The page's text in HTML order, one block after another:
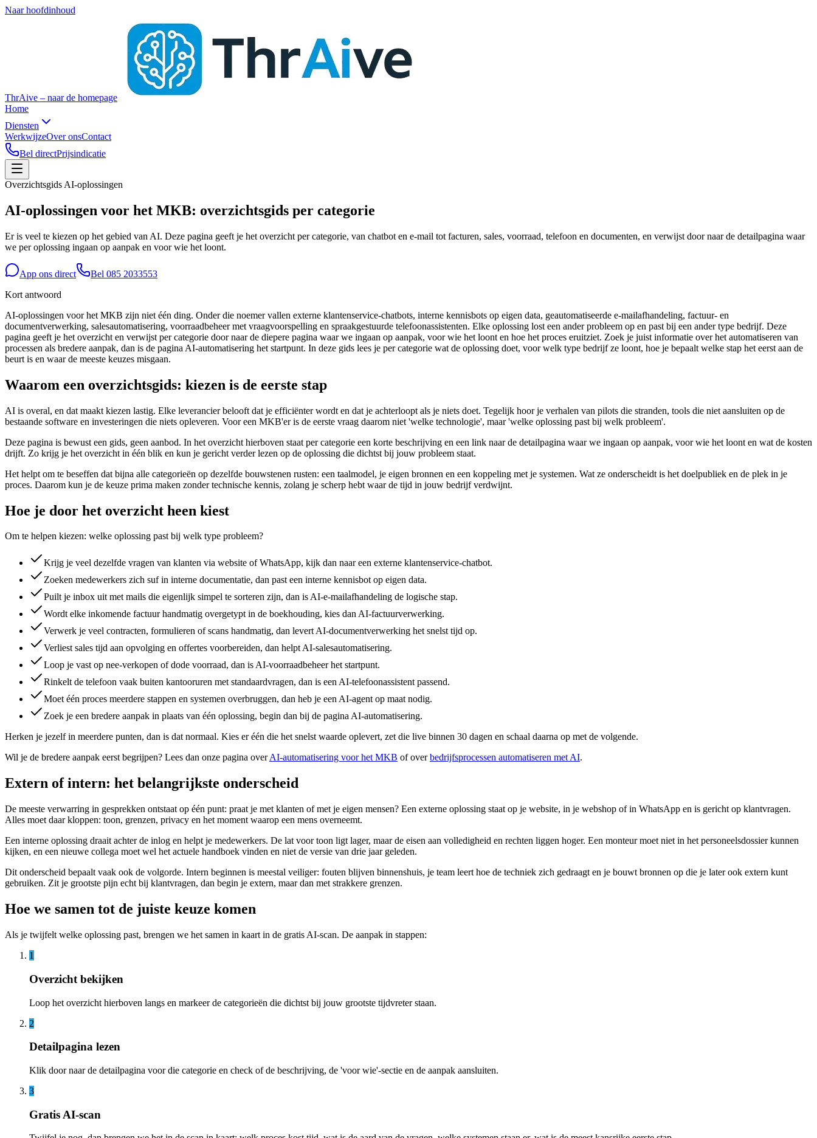
Naar hoofdinhoud
ThrAive – naar de homepage
Home
Diensten
WerkwijzeOver onsContact
Bel directPrijsindicatie
Overzichtsgids AI-oplossingen
AI-oplossingen voor het MKB: overzichtsgids per categorie
Er is veel te kiezen op het gebied van AI. Deze pagina geeft je het overzicht per categorie, van chatbot en e-mail tot facturen, sales, voorraad, telefoon en documenten, en verwijst door naar de detailpagina waar
we per oplossing ingaan op aanpak en voor wie het loont.
App ons direct Bel 085 2033553
Kort antwoord
AI-oplossingen voor het MKB zijn niet één ding. Onder die noemer vallen externe klantenservice-chatbots, interne kennisbots op eigen data, geautomatiseerde e-mailafhandeling, factuur- en
documentverwerking, salesautomatisering, voorraadbeheer met vraagvoorspelling en spraakgestuurde telefoonassistenten. Elke oplossing lost een ander probleem op en past bij een ander type bedrijf. Deze
pagina geeft je het overzicht en verwijst per categorie door naar de diepere pagina waar we ingaan op aanpak, voor wie het loont en hoe het proces eruitziet. Zoek je juist informatie over het automatiseren van
processen als bredere aanpak, dan is de pagina AI-automatisering het startpunt. In deze gids lees je per categorie wat de oplossing doet, voor welk type bedrijf ze loont, hoe je bepaalt welke stap het eerst aan de
beurt is en waar de meeste keuzes misgaan.
Waarom een overzichtsgids: kiezen is de eerste stap
AI is overal, en dat maakt kiezen lastig. Elke leverancier belooft dat je efficiënter wordt en dat je achterloopt als je niets doet. Tegelijk hoor je verhalen van pilots die stranden, tools die niet aansluiten op de
bestaande software en investeringen die niets opleveren. Voor een MKB'er is de eerste vraag daarom niet 'welke technologie', maar 'welke oplossing past bij welk probleem'.
Deze pagina is bewust een gids, geen aanbod. In het overzicht hierboven staat per categorie een korte beschrijving en een link naar de detailpagina waar we ingaan op aanpak, voor wie het loont en wat de kosten
drijft. Zo krijg je het overzicht in één blik en kun je gericht verder lezen op de oplossing die dichtst bij jouw probleem staat.
Het helpt om te beseffen dat bijna alle categorieën op dezelfde bouwstenen rusten: een taalmodel, je eigen bronnen en een koppeling met je systemen. Wat ze onderscheidt is het doelpubliek en de plek in je
proces. Daarom kun je de keuze prima maken zonder technische kennis, zolang je scherp hebt waar de tijd in jouw bedrijf verdwijnt.
Hoe je door het overzicht heen kiest
Om te helpen kiezen: welke oplossing past bij welk type probleem?
Krijg je veel dezelfde vragen van klanten via website of WhatsApp, kijk dan naar een externe klantenservice-chatbot.
Zoeken medewerkers zich suf in interne documentatie, dan past een interne kennisbot op eigen data.
Puilt je inbox uit met mails die eigenlijk simpel te sorteren zijn, dan is AI-e-mailafhandeling de logische stap.
Wordt elke inkomende factuur handmatig overgetypt in de boekhouding, kies dan AI-factuurverwerking.
Verwerk je veel contracten, formulieren of scans handmatig, dan levert AI-documentverwerking het snelst tijd op.
Verliest sales tijd aan opvolging en offertes voorbereiden, dan helpt AI-salesautomatisering.
Loop je vast op nee-verkopen of dode voorraad, dan is AI-voorraadbeheer het startpunt.
Rinkelt de telefoon vaak buiten kantooruren met standaardvragen, dan is een AI-telefoonassistent passend.
Moet één proces meerdere stappen en systemen overbruggen, dan heb je een AI-agent op maat nodig.
Zoek je een bredere aanpak in plaats van één oplossing, begin dan bij de pagina AI-automatisering.
Herken je jezelf in meerdere punten, dan is dat normaal. Kies er één die het snelst waarde oplevert, zet die live binnen 30 dagen en schaal daarna op met de volgende.
Wil je de bredere aanpak eerst begrijpen? Lees dan onze pagina overAI-automatisering voor het MKB of overbedrijfsprocessen automatiseren met AI.
Extern of intern: het belangrijkste onderscheid
De meeste verwarring in gesprekken ontstaat op één punt: praat je met klanten of met je eigen mensen? Een externe oplossing staat op je website, in je webshop of in WhatsApp en is gericht op klantvragen.
Alles moet daar kloppen: toon, grenzen, privacy en het moment waarop een mens overneemt.
Een interne oplossing draait achter de inlog en helpt je medewerkers. De lat voor toon ligt lager, maar de eisen aan volledigheid en rechten liggen hoger. Een monteur moet niet in het personeelsdossier kunnen
kijken, en een nieuwe collega moet wel het actuele handboek vinden en niet de versie van drie jaar geleden.
Dit onderscheid bepaalt vaak ook de volgorde. Intern beginnen is meestal veiliger: fouten blijven binnenshuis, je team leert hoe de techniek zich gedraagt en je bouwt bronnen op die je later ook extern kunt
gebruiken. Zit je grootste pijn echt bij klantvragen, dan begin je extern, maar dan met strakkere grenzen.
Hoe we samen tot de juiste keuze komen
Als je twijfelt welke oplossing past, brengen we het samen in kaart in de gratis AI-scan. De aanpak in stappen:
1
Overzicht bekijken
Loop het overzicht hierboven langs en markeer de categorieën die dichtst bij jouw grootste tijdvreter staan.
2
Detailpagina lezen
Klik door naar de detailpagina voor die categorie en check of de beschrijving, de 'voor wie'-sectie en de aanpak aansluiten.
3
Gratis AI-scan